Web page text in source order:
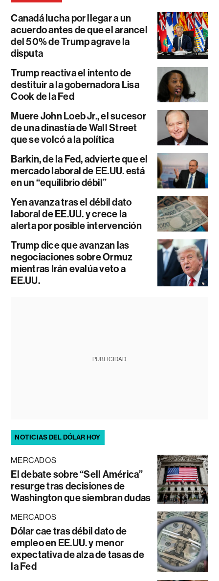
Canadá lucha por llegar a un
acuerdo antes de que el arancel
del 50% de Trump agrave la
disputa
Trump reactiva el intento de
destituir a la gobernadora Lisa
Cook de la Fed
Muere John Loeb Jr., el sucesor
de una dinastía de Wall Street
que se volcó a la política
Barkin, de la Fed, advierte que el
mercado laboral de EE.UU. está
en un “equilibrio débil”
Yen avanza tras el débil dato
laboral de EE.UU. y crece la
alerta por posible intervención
Trump dice que avanzan las
negociaciones sobre Ormuz
mientras Irán evalúa veto a
EE.UU.
PUBLICIDAD
NOTICIAS DEL DÓLAR HOY
MERCADOS
El debate sobre “Sell América”
resurge tras decisiones de
Washington que siembran dudas
MERCADOS
Dólar cae tras débil dato de
empleo en EE.UU. y menor
expectativa de alza de tasas de
la Fed